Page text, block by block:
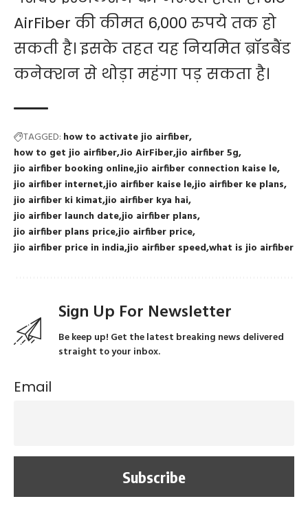
AirFiber की कीमत 6,000 रुपये तक हो
सकती है। इसके तहत यह नियमित ब्रॉडबैंड
कनेक्शन से थोड़ा महंगा पड़ सकता है।
TAGGED: how to activate jio airfiber
how to get jio airfiber Jio AirFiberjio airfiber 5g
jio airfiber booking onlinejio airfiber connection kaise le
jio airfiber internet jio airfiber kaise lejio airfiber ke plans
jio airfiber ki kimat jio airfiber kya hai
jio airfiber launch datejio airfiber plans
jio airfiber plans pricejio airfiber price
jio airfiber price in india jio airfiber speedwhat is jio airfiber
Sign Up For Newsletter
Be keep up! Get the latest breaking news delivered
straight to your inbox.
Email